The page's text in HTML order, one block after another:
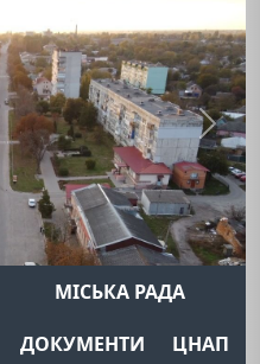
Next
МІСЬКА РАДА
ДОКУМЕНТИ ЦНАП